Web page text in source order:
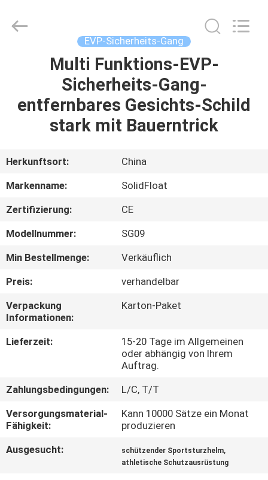
PRODUKTE
ÜBER
UNS
WERKSBESICHTIGUNG
QUALITÄTSKONTROLLE
KONTAKT
MIT
UNS
BITTE UM
EIN
ANGEBOT
Industries
Inc..
EVP-Sicherheits-Gang
Multi Funktions-EVP-
Sicherheits-Gang-
entfernbares Gesichts-Schild
stark mit Bauerntrick
Herkunftsort:
China
Markenname:
SolidFloat
Zertifizierung:
CE
Modellnummer:
SG09
Min Bestellmenge:
Verkäuflich
Preis:
verhandelbar
Verpackung
Informationen:
Karton-Paket
Lieferzeit:
15-20 Tage im Allgemeinen
oder abhängig von Ihrem
Auftrag.
Zahlungsbedingungen:
L/C, T/T
Versorgungsmaterial-
Fähigkeit:
Kann 10000 Sätze ein Monat
produzieren
Ausgesucht:
schützender Sportsturzhelm,
athletische Schutzausrüstung